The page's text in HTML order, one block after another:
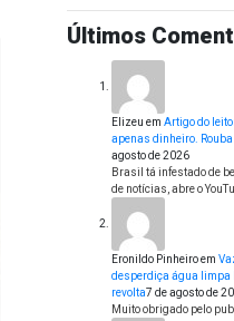
Últimos
Elizeu em Artigo do
apenas dinheiro.
agosto de 2026
Brasil tá infestado de
de notícias, abre o
Eronildo Pinheiroem
desperdiça água limpa
revolta7 de agosto de
Muito obrigado pelo